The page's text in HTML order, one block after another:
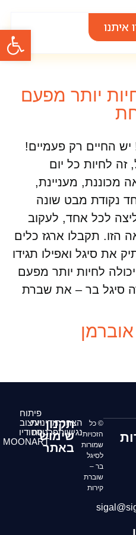
פתח איתנו
יותר מפעם
החיים רק פעמיים!
לחיות כל יום
מכוננת, מעניינת,
נקודת מבט שונה
לכל אחד, לעקוב
הזו. תקבלו ארגז כלים
את סיגל ואפילו תגידו
לחיות יותר מפעם
סיגל בר – את שברת
© כל
הזכויות
שמורות
לסיגל
בר –
שוברת
קירות
הצהרת
נגישות
תקנון
שימוש
באתר
מדיניות
פרטיות
פיתוח
ועיצוב
סטודיו
MOONART